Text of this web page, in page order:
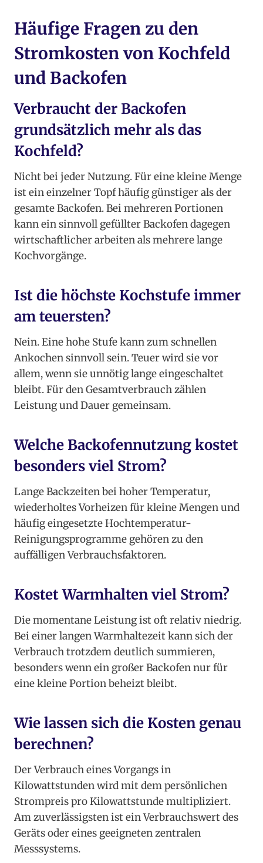
Häufige Fragen zu den
Stromkosten von Kochfeld
und Backofen
Verbraucht der Backofen
grundsätzlich mehr als das
Kochfeld?
Nicht bei jeder Nutzung. Für eine kleine Menge
ist ein einzelner Topf häufig günstiger als der
gesamte Backofen. Bei mehreren Portionen
kann ein sinnvoll gefüllter Backofen dagegen
wirtschaftlicher arbeiten als mehrere lange
Kochvorgänge.
Ist die höchste Kochstufe immer
am teuersten?
Nein. Eine hohe Stufe kann zum schnellen
Ankochen sinnvoll sein. Teuer wird sie vor
allem, wenn sie unnötig lange eingeschaltet
bleibt. Für den Gesamtverbrauch zählen
Leistung und Dauer gemeinsam.
Welche Backofennutzung kostet
besonders viel Strom?
Lange Backzeiten bei hoher Temperatur,
wiederholtes Vorheizen für kleine Mengen und
häufig eingesetzte Hochtemperatur-
Reinigungsprogramme gehören zu den
auffälligen Verbrauchsfaktoren.
Kostet Warmhalten viel Strom?
Die momentane Leistung ist oft relativ niedrig.
Bei einer langen Warmhaltezeit kann sich der
Verbrauch trotzdem deutlich summieren,
besonders wenn ein großer Backofen nur für
eine kleine Portion beheizt bleibt.
Wie lassen sich die Kosten genau
berechnen?
Der Verbrauch eines Vorgangs in
Kilowattstunden wird mit dem persönlichen
Strompreis pro Kilowattstunde multipliziert.
Am zuverlässigsten ist ein Verbrauchswert des
Geräts oder eines geeigneten zentralen
Messsystems.